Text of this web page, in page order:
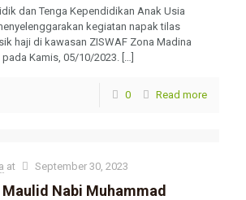
dan Tenga Kependidikan Anak Usia
kegiatan napak tilas
haji di kawasan ZISWAF Zona Madina
Kamis, 05/10/2023. […]
0 Read more
at September 30, 2023
Nabi Muhammad